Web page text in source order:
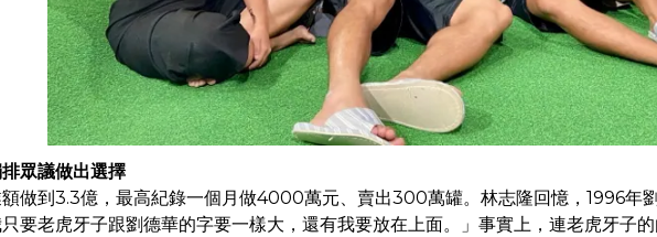
眾議做出選擇
做到3.3億，最高紀錄一個月做4000萬元、賣出300萬罐。林志隆回憶，1996年
要老虎牙子跟劉德華的字要一樣大，還有我要放在上面。」事實上，連老虎牙子